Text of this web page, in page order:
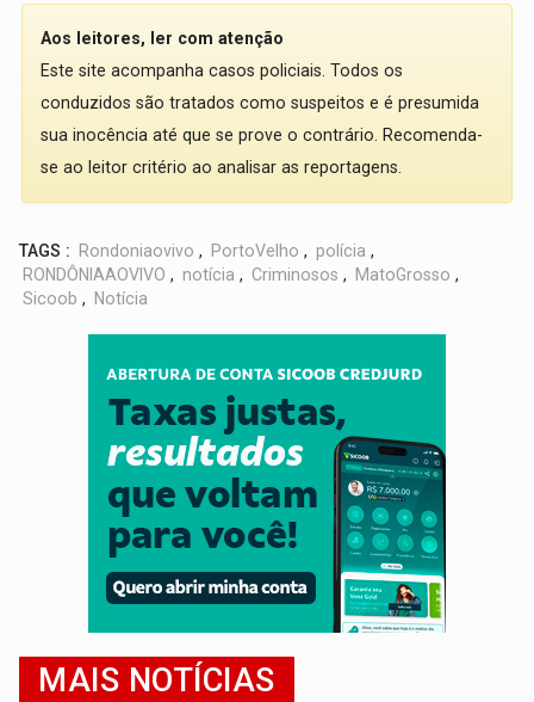
Aos leitores, ler com atenção
Este site acompanha casos policiais. Todos os
conduzidos são tratados como suspeitos e é presumida
sua inocência até que se prove o contrário. Recomenda-
se ao leitor critério ao analisar as reportagens.
TAGS : Rondoniaovivo , PortoVelho , polícia ,
RONDÔNIAAOVIVO , notícia , Criminosos , MatoGrosso ,
Sicoob , Notícia
MAIS NOTÍCIAS